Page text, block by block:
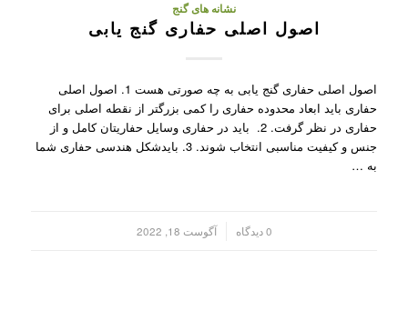
نشانه های گنج
اصول اصلی حفاری گنج یابی
اصول اصلی حفاری گنج یابی به چه صورتی هست 1. اصول اصلی
حفاری باید ابعاد محدوده حفاری را کمی بزرگتر از نقطه اصلی برای
حفاری در نظر گرفت. 2. باید در حفاری وسایل حفاریتان کامل و از
جنس و کیفیت مناسبی انتخاب شوند. 3. بایدشکل هندسی حفاری شما
به …
0 دیدگاه آگوست 18, 2022